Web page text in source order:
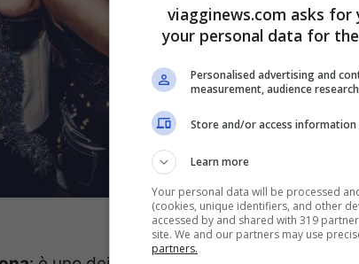
viagginews.com asks for
your personal data for
Personalised advertising and
measurement, audience
Store and/or access information
Learn more
Your personal data will be processed
(cookies, unique identifiers, and other
accessed by and shared with 319
site. We and our partners may use
partners.